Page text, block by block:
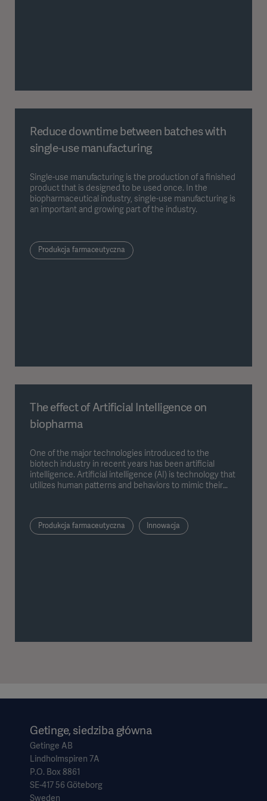
Reduce downtime between batches with
single-use manufacturing
Single-use manufacturing is the production of a finished
product that is designed to be used once. In the
biopharmaceutical industry, single-use manufacturing is
an important and growing part of the industry.
Produkcja farmaceutyczna
The effect of Artificial Intelligence on
biopharma
One of the major technologies introduced to the
biotech industry in recent years has been artificial
intelligence. Artificial intelligence (AI) is technology that
utilizes human patterns and behaviors to mimic their
Produkcja farmaceutyczna Innowacja
Getinge, siedziba główna
Getinge AB
Lindholmspiren 7A
P.O. Box 8861
SE-417 56 Göteborg
Sweden